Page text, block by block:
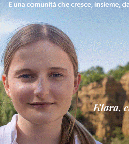
Piscina di Figline
Pnrr, il gruppo di Fratelli
ringraziamento al Governo”
Reggello 30 Luglio 2026
Reggello, la chiusura di
in Consiglio. Il sindaco:
abbiamo agito solo per far
Cronaca 4 Agosto 2026
Un anno fa la strage in A1
Gianni, Giulia e Franco.
processo, lo stop ai